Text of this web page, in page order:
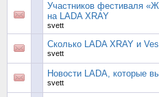
Участников фестиваля
на LADA XRAY
svett
Сколько LADA XRAY и
svett
Новости LADA, которые
svett